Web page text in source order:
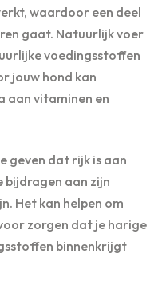
waardoor een deel
gaat. Natuurlijk voer
voedingsstoffen
jouw hond kan
aan vitaminen en
geven dat rijk is aan
bijdragen aan zijn
Het kan helpen om
zorgen dat je harige
binnenkrijgt